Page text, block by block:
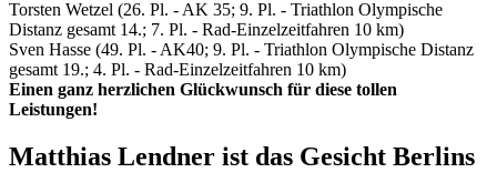
Torsten Wetzel (26. Pl. - AK 35; 9. Pl. - Triathlon Olympische
Distanz gesamt 14.; 7. Pl. - Rad-Einzelzeitfahren 10 km)
Sven Hasse (49. Pl. - AK40; 9. Pl. - Triathlon Olympische Distanz
gesamt 19.; 4. Pl. - Rad-Einzelzeitfahren 10 km)
Einen ganz herzlichen Glückwunsch für diese tollen
Leistungen!
Matthias Lendner ist das Gesicht Berlins